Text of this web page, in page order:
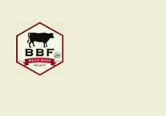
content